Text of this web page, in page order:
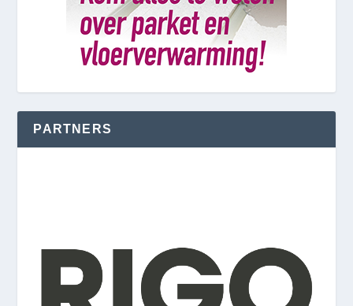
PARTNERS